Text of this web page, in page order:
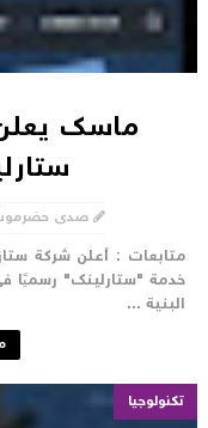
ماسك
صدى حضرموت
"ستارلينك" رسميًا في
...
تكنولوجيا